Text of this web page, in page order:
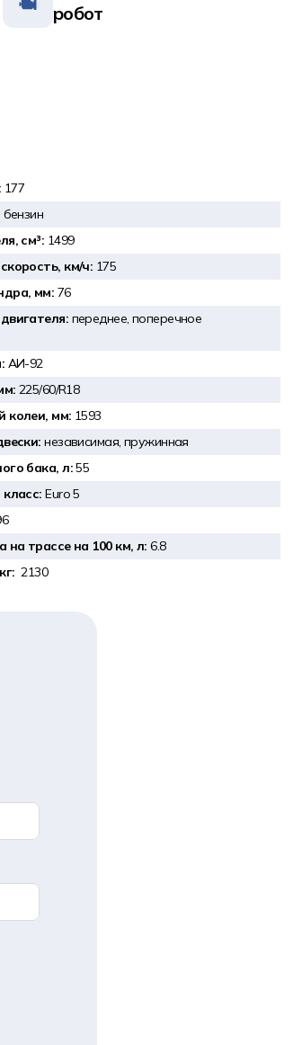
робот
177
бензин
см³: 1499
км/ч: 175
мм: 76
переднее, поперечное
АИ-92
225/60/R18
колеи, мм: 1593
независимая, пружинная
бака, л:55
класс:Euro 5
на трассе на 100 км, л:6.8
2130